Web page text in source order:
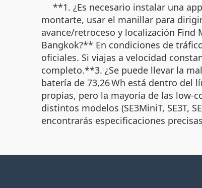
**1. ¿Es necesario instalar una
montarte, usar el manillar para
avance/retroceso y localización
Bangkok?** En condiciones de
oficiales. Si viajas a velocidad
completo.**3. ¿Se puede llevar la
batería de 73,26 Wh está dentro del
propias, pero la mayoría de las low-
distintos modelos (SE3MiniT, SE3T,
encontrarás especificaciones